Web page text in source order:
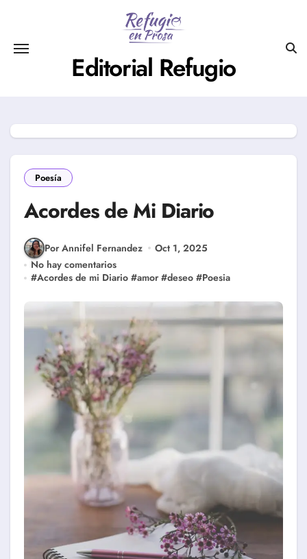
Editorial Refugio
Poesía
Acordes de Mi Diario
Por Annifel Fernandez
Oct 1, 2025
No hay comentarios
#Acordes de mi Diario #amor #deseo #Poesia